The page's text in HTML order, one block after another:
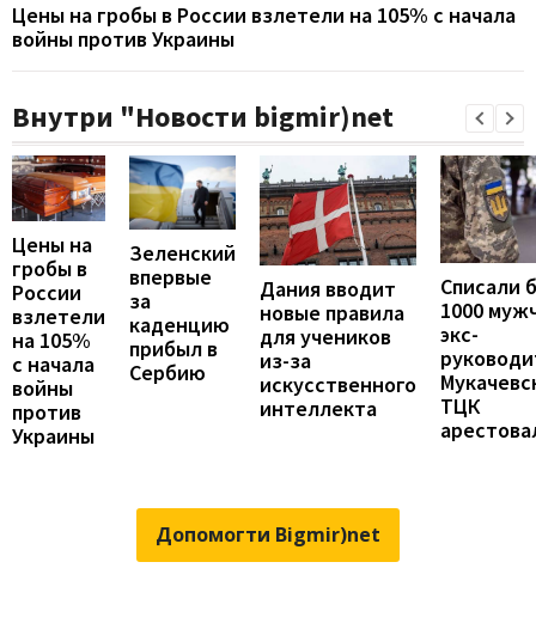
Цены на гробы в России взлетели на 105% с начала
войны против Украины
Внутри "Новости bigmir)net
Цены на
гробы в
России
взлетели
на 105%
с начала
войны
против
Украины
Зеленский
впервые
за
каденцию
прибыл в
Сербию
Дания вводит
новые правила
для учеников
из-за
искусственного
интеллекта
Списали
1000
экс-
ТЦК
Допомогти Bigmir)net